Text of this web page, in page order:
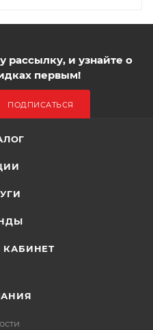
и узнайте о
первым!
ПОДПИСАТЬСЯ